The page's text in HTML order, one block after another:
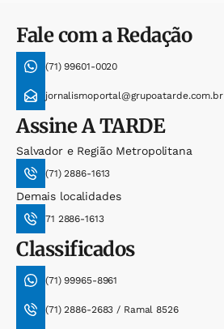
Fale com a Redação
(71) 99601-0020
jornalismoportal@grupoatarde.com.br
AssineA TARDE
Salvador e Região Metropolitana
(71) 2886-1613
Demais localidades
71 2886-1613
Classificados
(71) 99965-8961
(71) 2886-2683 / Ramal 8526